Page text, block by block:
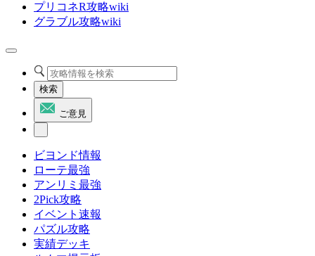
プリコネR攻略wiki
グラブル攻略wiki
検索
ご意見
ビヨンド情報
ローテ最強
アンリミ最強
2Pick攻略
イベント速報
パズル攻略
実績デッキ